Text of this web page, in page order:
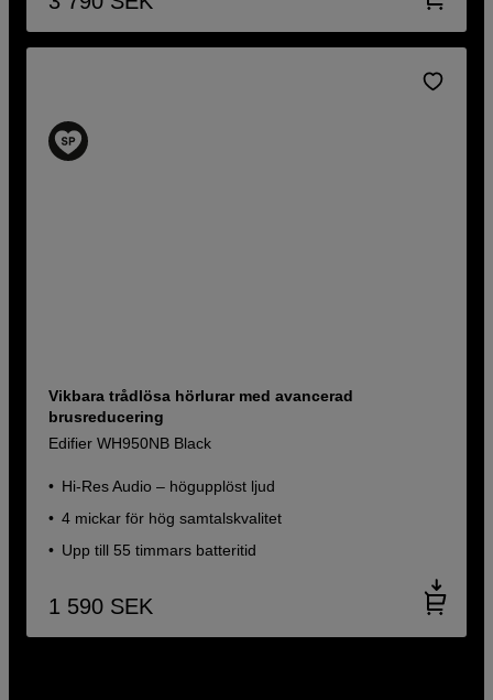
Vikbara trådlösa hörlurar med avancerad
brusreducering
Edifier WH950NB Black
Hi-Res Audio – högupplöst ljud
4 mickar för hög samtalskvalitet
Upp till 55 timmars batteritid
1 590 SEK